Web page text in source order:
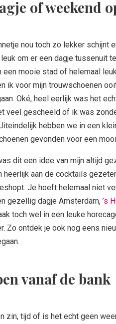
of weekend
nou toch zo lekker schijnt
om er een dagje tussenuit
een mooie stad of helemaal
ik voor mijn trouwschoenen
Oké, heel eerlijk was het
veel gescheeld of ik was
hebben we in een
gevonden voor een
dit een idee van mijn altijd
heerlijk aan de cocktails
Je hoeft helemaal niet
gezellig dagje Amsterdam, ’s
toch wel in een leuke
Zo ontdek je ook nog eens
vanaf de bank
zin, tijd of is het echt geen